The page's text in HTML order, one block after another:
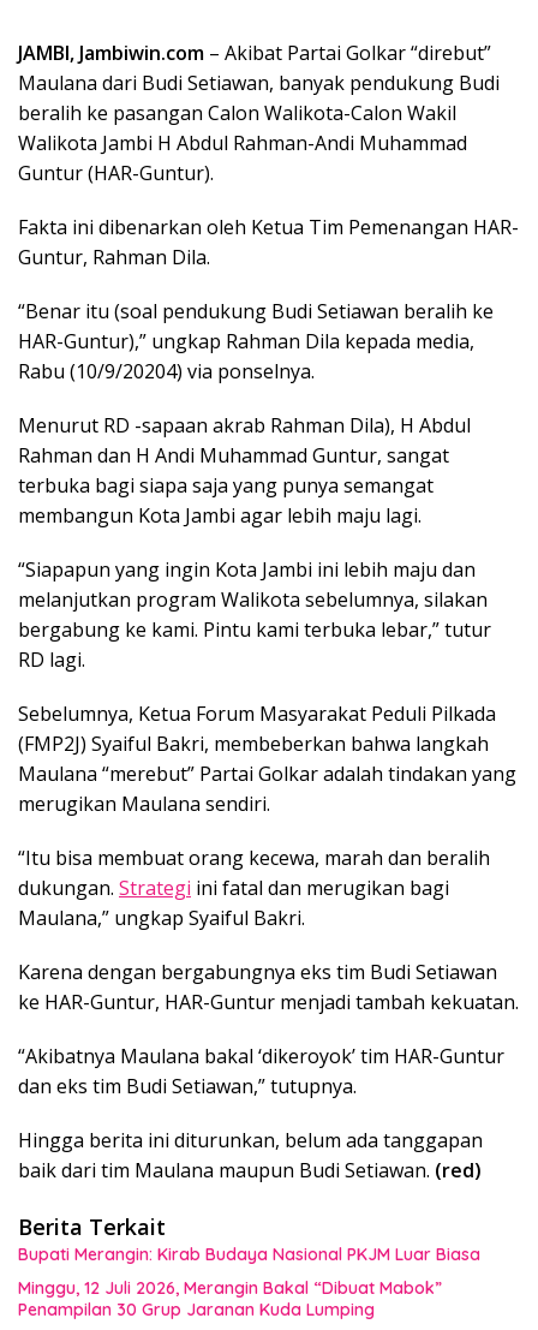
JAMBI, Jambiwin.com – Akibat Partai Golkar “direbut”
Maulana dari Budi Setiawan, banyak pendukung Budi
beralih ke pasangan Calon Walikota-Calon Wakil
Walikota Jambi H Abdul Rahman-Andi Muhammad
Guntur (HAR-Guntur).
Fakta ini dibenarkan oleh Ketua Tim Pemenangan HAR-
Guntur, Rahman Dila.
“Benar itu (soal pendukung Budi Setiawan beralih ke
HAR-Guntur),” ungkap Rahman Dila kepada media,
Rabu (10/9/20204) via ponselnya.
Menurut RD -sapaan akrab Rahman Dila), H Abdul
Rahman dan H Andi Muhammad Guntur, sangat
terbuka bagi siapa saja yang punya semangat
membangun Kota Jambi agar lebih maju lagi.
“Siapapun yang ingin Kota Jambi ini lebih maju dan
melanjutkan program Walikota sebelumnya, silakan
bergabung ke kami. Pintu kami terbuka lebar,” tutur
RD lagi.
Sebelumnya, Ketua Forum Masyarakat Peduli Pilkada
(FMP2J) Syaiful Bakri, membeberkan bahwa langkah
Maulana “merebut” Partai Golkar adalah tindakan yang
merugikan Maulana sendiri.
“Itu bisa membuat orang kecewa, marah dan beralih
dukungan. Strategi ini fatal dan merugikan bagi
Maulana,” ungkap Syaiful Bakri.
Karena dengan bergabungnya eks tim Budi Setiawan
ke HAR-Guntur, HAR-Guntur menjadi tambah kekuatan.
“Akibatnya Maulana bakal ‘dikeroyok’ tim HAR-Guntur
dan eks tim Budi Setiawan,” tutupnya.
Hingga berita ini diturunkan, belum ada tanggapan
baik dari tim Maulana maupun Budi Setiawan. (red)
Berita Terkait
Bupati Merangin: Kirab Budaya Nasional PKJM Luar Biasa
Minggu, 12 Juli 2026, Merangin Bakal “Dibuat Mabok”
Penampilan 30 Grup Jaranan Kuda Lumping